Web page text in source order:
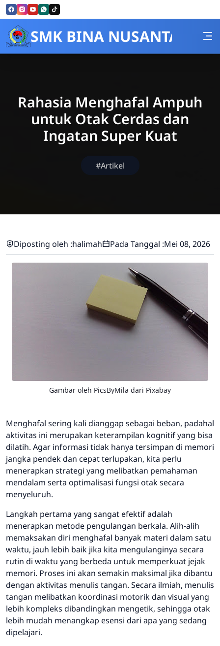
Skip to Content
SMK BINA NUSANTARA
Rahasia Menghafal Ampuh
untuk Otak Cerdas dan
Ingatan Super Kuat
#Artikel
Diposting oleh :halimah Pada Tanggal :Mei 08, 2026
Gambar oleh PicsByMila dari Pixabay
Menghafal sering kali dianggap sebagai beban, padahal
aktivitas ini merupakan keterampilan kognitif yang bisa
dilatih. Agar informasi tidak hanya tersimpan di memori
jangka pendek dan cepat terlupakan, kita perlu
menerapkan strategi yang melibatkan pemahaman
mendalam serta optimalisasi fungsi otak secara
menyeluruh.
Langkah pertama yang sangat efektif adalah
menerapkan metode pengulangan berkala. Alih-alih
memaksakan diri menghafal banyak materi dalam satu
waktu, jauh lebih baik jika kita mengulanginya secara
rutin di waktu yang berbeda untuk memperkuat jejak
memori. Proses ini akan semakin maksimal jika dibantu
dengan aktivitas menulis tangan. Secara ilmiah, menulis
tangan melibatkan koordinasi motorik dan visual yang
lebih kompleks dibandingkan mengetik, sehingga otak
lebih mudah menangkap esensi dari apa yang sedang
dipelajari.